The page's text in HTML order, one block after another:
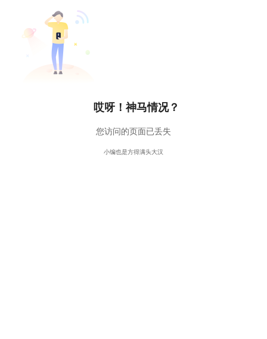
哎呀！神马情况？
您访问的页面已丢失
小编也是方得满头大汉